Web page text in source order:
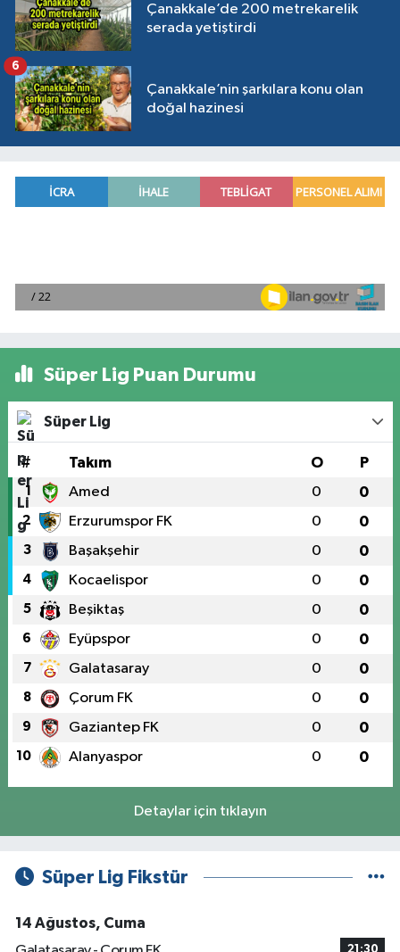
Çanakkale’de 200 metrekarelik
serada yetiştirdi
Çanakkale’nin şarkılara konu olan
doğal hazinesi
6
Süper Lig Puan Durumu
Süper Lig
# Takım O P
1 Amed 0 0
2 Erzurumspor FK 0 0
3 Başakşehir 0 0
4 Kocaelispor 0 0
5 Beşiktaş 0 0
6 Eyüpspor 0 0
7 Galatasaray 0 0
8 Çorum FK 0 0
9 Gaziantep FK 0 0
10 Alanyaspor 0 0
Detaylar için tıklayın
Süper Lig Fikstür
14 Ağustos, Cuma